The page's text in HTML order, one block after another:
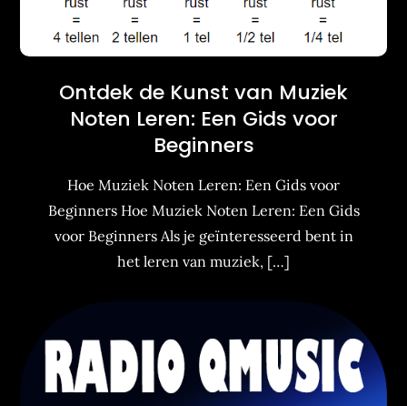
Ontdek de Kunst van Muziek
Noten Leren: Een Gids voor
Beginners
Hoe Muziek Noten Leren: Een Gids voor
Beginners Hoe Muziek Noten Leren: Een Gids
voor Beginners Als je geïnteresseerd bent in
het leren van muziek, […]